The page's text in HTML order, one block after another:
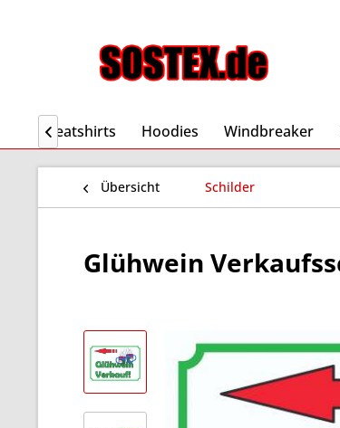
Sweatshirts Hoodies Windbreaker

Übersicht Schilder
Glühwein